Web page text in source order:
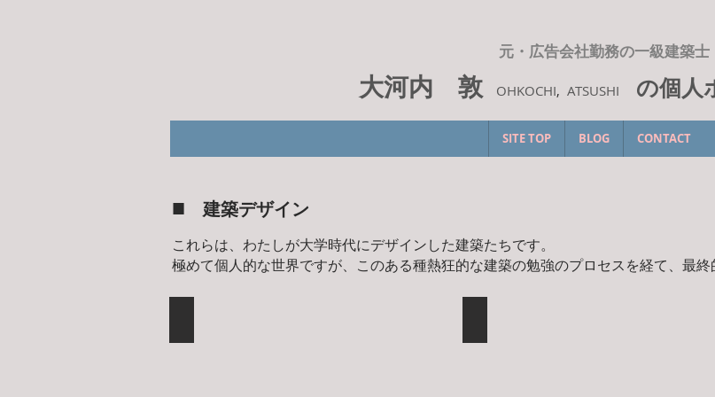
元・広告会社勤務の一級建築士
大河内 敦 OHKOCHI, ATSUSHI の個人
■ 建築デザイン
これらは、わたしが大学時代にデザインした建築たちです。
極めて個人的な世界ですが、このある種熱狂的な建築の勉強のプロセスを経て、最終
SITE TOP BLOG CONTACT